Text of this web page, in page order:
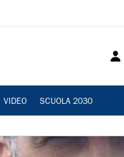
VIDEO SCUOLA 2030